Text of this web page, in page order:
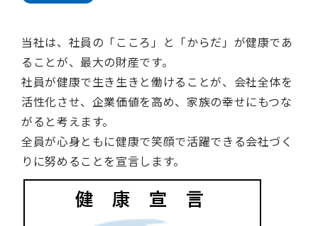
当社は、社員の「こころ」と「からだ」が健康であ
ることが、最大の財産です。
社員が健康で生き生きと働けることが、会社全体を
活性化させ、企業価値を高め、家族の幸せにもつな
がると考えます。
全員が心身ともに健康で笑顔で活躍できる会社づく
りに努めることを宣言します。